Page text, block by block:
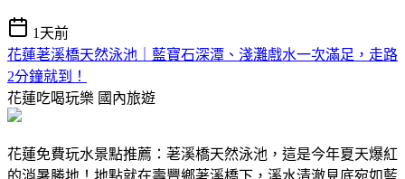
1天前
花蓮荖溪橋天然泳池｜藍寶石深潭、淺灘戲水一次滿足，走路
2分鐘就到！
花蓮吃喝玩樂 國內旅遊
花蓮免費玩水景點推薦：荖溪橋天然泳池，這是今年夏天爆紅
的消暑勝地！地點就在壽豐鄉荖溪橋下，溪水清澈見底宛如藍